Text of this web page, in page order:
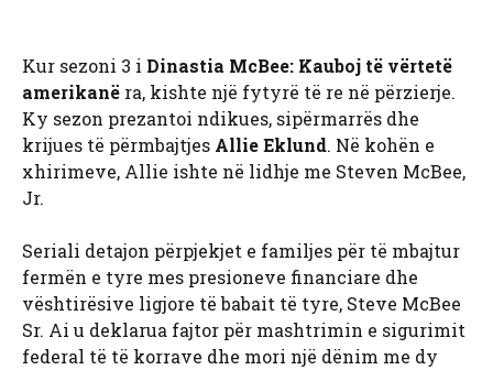
Kur sezoni 3 i Dinastia McBee: Kauboj të vërtetë
amerikanë ra, kishte një fytyrë të re në përzierje.
Ky sezon prezantoi ndikues, sipërmarrës dhe
krijues të përmbajtjes Allie Eklund. Në kohën e
xhirimeve, Allie ishte në lidhje me Steven McBee,
Jr.
Seriali detajon përpjekjet e familjes për të mbajtur
fermën e tyre mes presioneve financiare dhe
vështirësive ligjore të babait të tyre, Steve McBee
Sr. Ai u deklarua fajtor për mashtrimin e sigurimit
federal të të korrave dhe mori një dënim me dy